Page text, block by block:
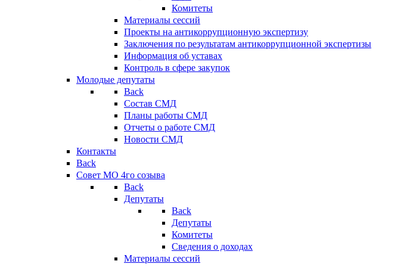
Комитеты
Материалы сессий
Проекты на антикоррупционную экспертизу
Заключения по результатам антикоррупционной экспертизы
Информация об уставах
Контроль в сфере закупок
Молодые депутаты
Back
Состав СМД
Планы работы СМД
Отчеты о работе СМД
Новости СМД
Контакты
Back
Совет МО 4го созыва
Back
Депутаты
Back
Депутаты
Комитеты
Сведения о доходах
Материалы сессий